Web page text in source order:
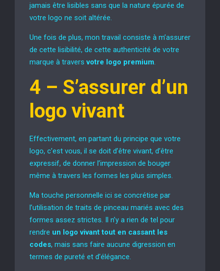
jamais être lisibles sans que la nature épurée de
votre logo ne soit altérée.
Une fois de plus, mon travail consiste à m’assurer
de cette lisibilité, de cette authenticité de votre
marque à traversvotre logo premium.
4 – S’assurer d’un
logo vivant
Effectivement, en partant du principe que votre
logo, c’est vous, il se doit d’être vivant, d’être
expressif, de donner l’impression de bouger
même à travers les formes les plus simples.
Ma touche personnelle ici se concrétise par
l’utilisation de traits de pinceau mariés avec des
formes assez strictes. Il n’y a rien de tel pour
rendre un logo vivant tout en cassant les
codes, mais sans faire aucune digression en
termes de pureté et d’élégance.